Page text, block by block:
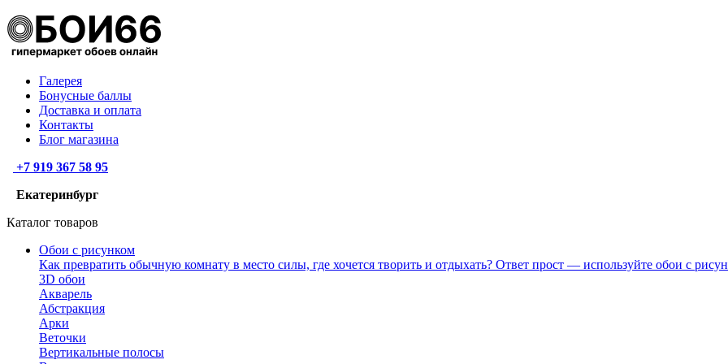
Галерея
Бонусные баллы
Доставка и оплата
Контакты
Блог магазина
+7 919 367 58 95
Екатеринбург
Каталог товаров
Обои с рисунком
Как превратить обычную комнату в место силы, где хочется творить и отдыхать? Ответ прост — используйте обои с
3D обои
Акварель
Абстракция
Арки
Веточки
Вертикальные полосы